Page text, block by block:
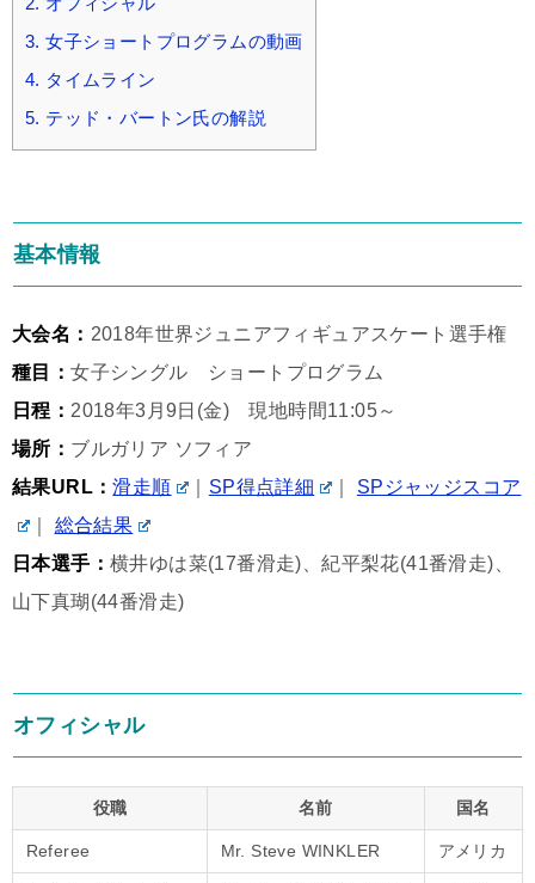
3. 女子ショートプログラムの動画
4. タイムライン
5. テッド・バートン氏の解説
基本情報
大会名： 2018年世界ジュニアフィギュアスケート選手権
種目：女子シングル ショートプログラム
日程： 2018年3月9日(金) 現地時間11:05～
場所： ブルガリア ソフィア
結果URL：滑走順 SP得点詳細
SPジャッジスコア
｜ 総合結果
日本選手： 横井ゆは菜(17番滑走)、紀平梨花(41番滑走)、
山下真瑚(44番滑走)
オフィシャル
役職 名前 国名
Referee Mr. Steve WINKLER アメリカ